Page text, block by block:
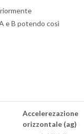
e B potendo così
Accelerezazione
orizzontale (ag)